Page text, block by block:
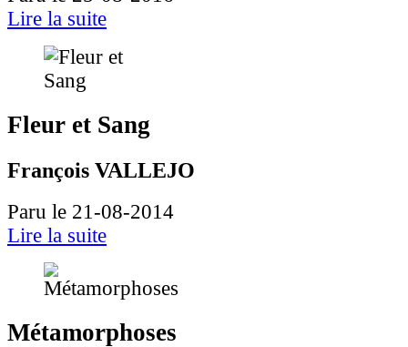
Lire la suite
Fleur et Sang
François VALLEJO
Paru le 21-08-2014
Lire la suite
Métamorphoses